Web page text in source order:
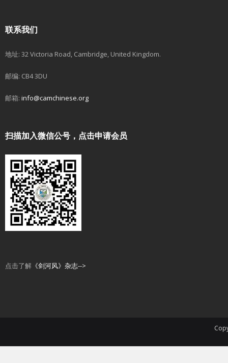
联系我们
地址: 32 Victoria Road, Cambridge, United Kingdom.
邮编: CB4 3DU
邮箱: info@camchinese.org
扫描加入微信公号，点击申请会员
点击了解 《剑河风》杂志-->